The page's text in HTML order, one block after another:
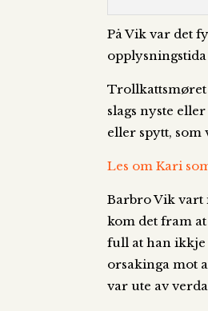
På Vik var det
Trollkattsmøret
slags nyste
eller spytt,
Les om Kari
Barbro Vik vart
kom det fram
full at han ikkje
orsakinga mot
var ute av